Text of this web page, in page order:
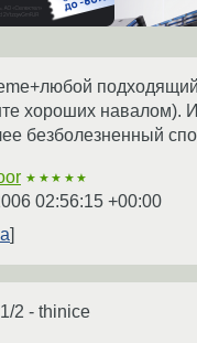
хороших навалом).
безболезненный
★★★★★
02:56:15 +00:00
2 - thinice